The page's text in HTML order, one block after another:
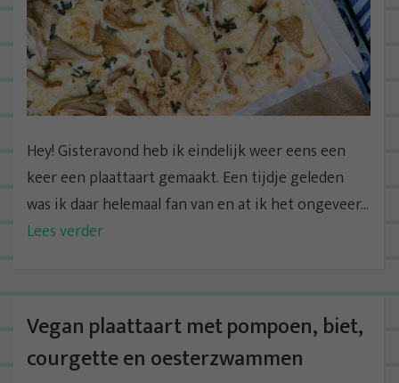
Hey! Gisteravond heb ik eindelijk weer eens een
keer een plaattaart gemaakt. Een tijdje geleden
was ik daar helemaal fan van en at ik het ongeveer...
Lees verder
Vegan plaattaart met pompoen, biet,
courgette en oesterzwammen